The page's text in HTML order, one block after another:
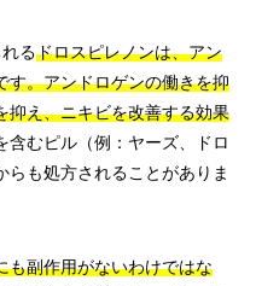
るドロスピレノンは、アン
す。アンドロゲンの働きを抑
抑え、ニキビを改善する効果
含むピル（例：ヤーズ、ドロ
らも処方されることがありま
も副作用がないわけではな